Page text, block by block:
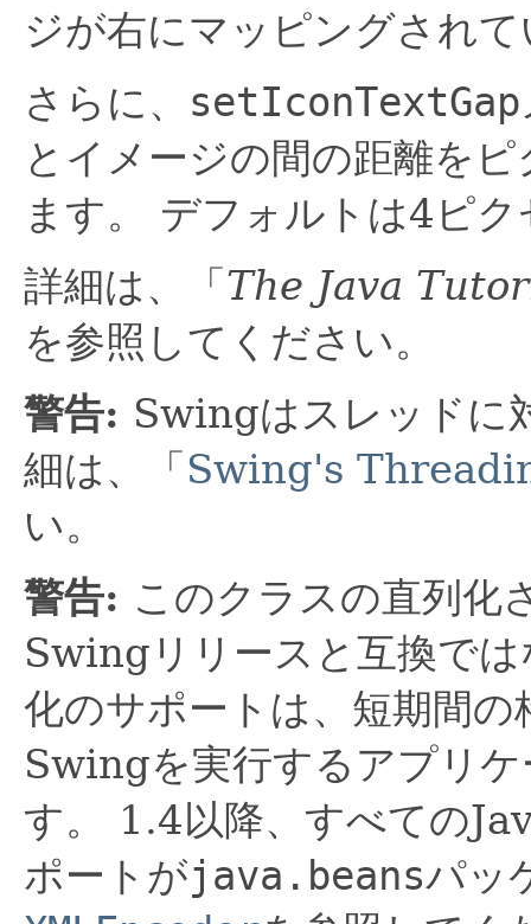
ジが右にマッピングされ
さらに、 setIconTextGap
とイメージの間の距離を
ます。
デフォルトは4ピク
詳細は、「 The Java
を参照してください。
警告: Swingはスレッドに
細は、「 Swing's
い。
警告: このクラスの直列化
Swingリリースと互換で
化のサポートは、短期間
Swingを実行するアプリ
す。
1.4以降、すべての
ポートがjava.beansパッ